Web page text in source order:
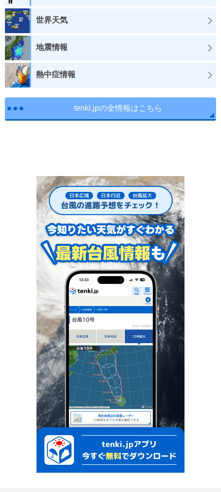
世界天気
地震情報
熱中症情報
tenki.jpの全情報はこちら